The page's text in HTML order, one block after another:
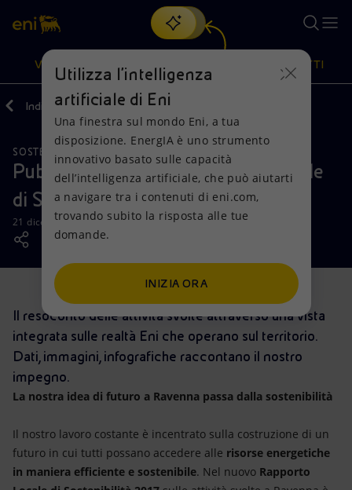
Cerca
scopri EnergIA, la nostra nuova soluzione di intelligenza
artificiale.
VISIONE
Visione
Mission e valori
Persone e Partnership
Net Zero
Modello satellitare
Energia accessibile
Innovazione
Scenari energetici
Azioni
Diversificazione energetica
Tecnologie per la transizione
Collaborazioni per l'innovazione
Attività nel mondo
PRODOTTI
Prodotti
Casa
Imprese
Mobilità
Indietro Media News
SOSTENIBILITÀ
Pubblicato il nuovo Rapporto Locale
di Sostenibilità di Eni a Ravenna
21 dicembre 2018 - 15:00 CET
Il resoconto delle attività svolte attraverso una vista
integrata sulle realtà Eni che operano sul territorio.
Dati, immagini, infografiche raccontano il nostro
impegno.
La nostra idea di futuro a Ravenna passa dalla sostenibilità
Il nostro lavoro costante è incentrato sulla costruzione di un
futuro in cui tutti possano accedere alle risorse energetiche
in maniera efficiente e sostenibile. Nel nuovo Rapporto
Utilizza l'intelligenza
artificiale di Eni
Una finestra sul mondo Eni, a tua
disposizione. EnergIA è uno strumento
innovativo basato sulle capacità
dell’intelligenza artificiale, che può aiutarti
a navigare tra i contenuti di eni.com,
trovando subito la risposta alle tue
domande.
INIZIA ORA